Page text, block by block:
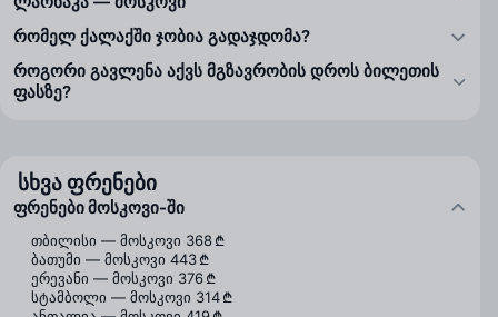
რომელ ქალაქში ჯობია გადაჯდომა?
როგორი გავლენა აქვს მგზავრობის დროს ბილეთის
ფასზე?
სხვა ფრენები
ფრენები მოსკოვი-ში
თბილისი — მოსკოვი 368 ₾
ბათუმი — მოსკოვი 443 ₾
ერევანი — მოსკოვი 376 ₾
სტამბოლი — მოსკოვი 314 ₾